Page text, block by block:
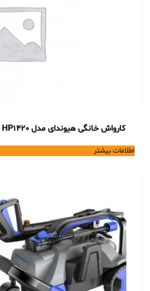
کارواش خانگی هیوندای مدل HP1420
اطلاعات بیشتر